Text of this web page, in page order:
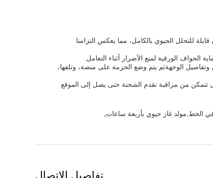
للتحلل الحيوي بالكامل، مما يعكس التزامنا
الورقية لمنع الأضرار أثناء التعامل.
وتفاصيل الوجهةثم يتم وضع الحزمة على منصة، وتلفها،
تتمكن من مراقبة تقدم الشحنة حتى يصل إلى الموقع
في الخط,مولد غاز حيوي بأربعة ساعات
تفاصيل الاتصال